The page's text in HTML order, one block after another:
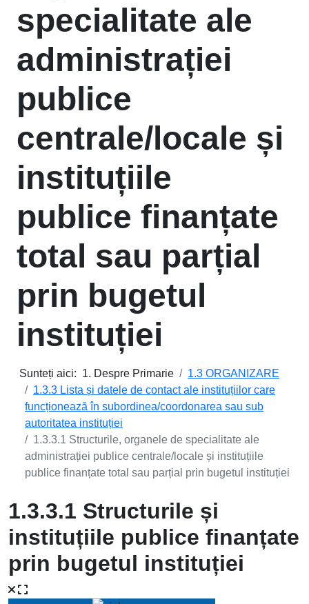
specialitate ale
administrației
publice
centrale/locale și
instituțiile
publice finanțate
total sau parțial
prin bugetul
instituției
Sunteți aici: 1. Despre Primarie
1.3 ORGANIZARE
1.3.3 Lista și datele de contact ale instituțiilor care
funcționează în subordinea/coordonarea sau sub
autoritatea instituției
1.3.3.1 Structurile, organele de specialitate ale
administrației publice centrale/locale și instituțiile
publice finanțate total sau parțial prin bugetul instituției
1.3.3.1 Structurile și
instituțiile publice finanțate
prin bugetul instituției